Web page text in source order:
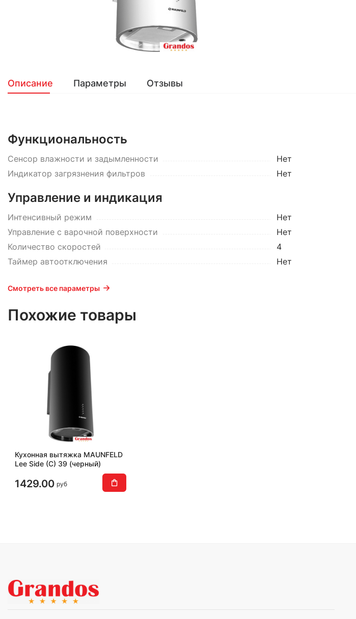
Описание Параметры Отзывы
Функциональность
Сенсор влажности и задымленности
Нет
Индикатор загрязнения фильтров
Нет
Управление и индикация
Интенсивный режим
Нет
Управление с варочной поверхности
Нет
Количество скоростей
4
Таймер автоотключения
Нет
Смотреть все параметры
Похожие товары
Кухонная вытяжка MAUNFELD
Lee Side (C) 39 (черный)
1429.00 руб